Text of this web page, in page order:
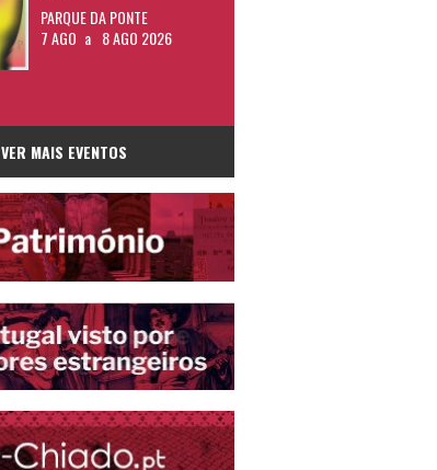
PARQUE DA PONTE
7 AGO a 8 AGO 2026
VER MAIS EVENTOS